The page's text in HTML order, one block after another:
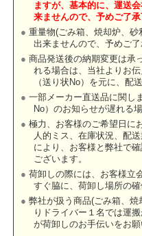
ますが、基本的に、運送
来ませんので、予めご了承
重量物(ごみ箱、焼却炉、
出来ませんので、予めご了
商品発送後の納期変更は承
れる場合は、当社よりお
（送り状No）を元に、配
一部メーカー直送品に関し
No）のお知らせが遅れる
極力、お客様のご希望日に
人的ミス、在庫状況、配
により、お客様と弊社で
ございます。
荷卸しの際には、お客様立
すぐ脇に、荷卸し場所の確
弊社が扱う商品(ごみ箱、
りドライバー１名では運
が荷卸しのお手伝いをお願